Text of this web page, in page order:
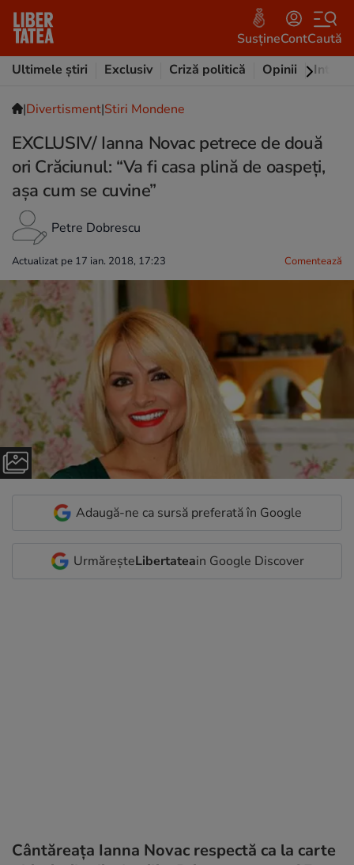
SusțineContCaută
Ultimele știri
Exclusiv Criză politică Opinii
|Divertisment|Stiri Mondene
EXCLUSIV/ Ianna Novac petrece de două
ori Crăciunul: “Va fi casa plină de oaspeți,
așa cum se cuvine”
Petre Dobrescu
Actualizat pe 17 ian. 2018, 17:23 Comentează
Adaugă-ne ca sursă preferată în Google
UrmăreșteLibertateain Google Discover
Cântăreața Ianna Novac respectă ca la carte